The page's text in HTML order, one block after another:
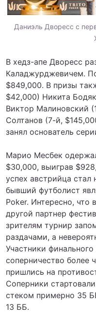
Даниэль Дворесс с
В хедз-апе Дворесс
Каладжурджевичем.
$849,000. В призы
$42,000) Никита
Виктор Малиновский
Солтанов (7-й,
занял основатель
Марио Месбек
$30,000, выиграв
успех австрийца стал
бывший футболист
Poker. Интересно, что
другой партнер
зрителям турнир
раздачами, а
Участники
соперничество более
пришлись на
Соперники
стеком примерно 35
13 ББ.